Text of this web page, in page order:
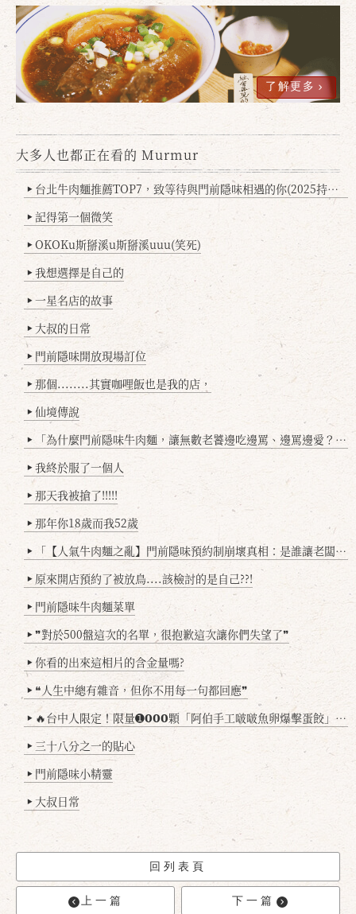
了解更多
大多人也都正在看的 Murmur
▶ 台北牛肉麵推薦TOP7，致等待與門前隱味相遇的你(2025持續更新
▶ 記得第一個微笑
▶ OKOKu斯掰溪u斯掰溪uuu(笑死)
▶ 我想選擇是自己的
▶ 一星名店的故事
▶ 大叔的日常
▶ 門前隱味開放現場訂位
▶ 那個........其實咖哩飯也是我的店，
▶ 仙境傳說
▶ 「為什麼門前隱味牛肉麵，讓無數老饕邊吃邊罵、邊罵邊愛？小辣雞揭密！」
▶ 我終於服了一個人
▶ 那天我被搶了!!!!!
▶ 那年你18歲而我52歲
▶ 「【人氣牛肉麵之亂】門前隱味預約制崩壞真相：是誰讓老闆心灰意冷？」
▶ 原來開店預約了被放鳥....該檢討的是自己??!
▶ 門前隱味牛肉麵菜單
▶ ❞對於500盤這次的名單，很抱歉這次讓你們失望了❞
▶ 你看的出來這相片的含金量嗎?
▶ ❝人生中總有雜音，但你不用每一句都回應❞
▶ 🔥台中人限定！限量➊𝟬𝟬𝟬顆「阿伯手工啵啵魚卵爆擊蛋餃」台北已被搶爆2萬顆，最後名額門前隱味只留給你！🥟💥
▶ 三十八分之一的貼心
▶ 門前隱味小精靈
▶ 大叔日常
回列表頁
上一篇 下一篇